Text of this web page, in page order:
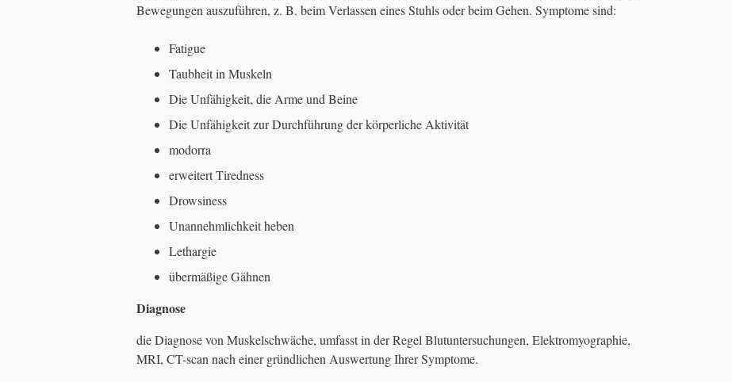
Bewegungen auszuführen, z. B. beim Verlassen eines Stuhls oder beim Gehen. Symptome sind:
Fatigue
Taubheit in Muskeln
Die Unfähigkeit, die Arme und Beine
Die Unfähigkeit zur Durchführung der körperliche Aktivität
modorra
erweitert Tiredness
Drowsiness
Unannehmlichkeit heben
Lethargie
übermäßige Gähnen
Diagnose
die Diagnose von Muskelschwäche, umfasst in der Regel Blutuntersuchungen, Elektromyographie,
MRI, CT-scan nach einer gründlichen Auswertung Ihrer Symptome.